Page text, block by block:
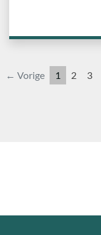
← Vorige 1 2 3